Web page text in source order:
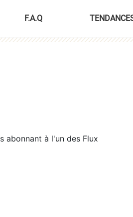
F.A.Q
abonnant à l'un des Flux